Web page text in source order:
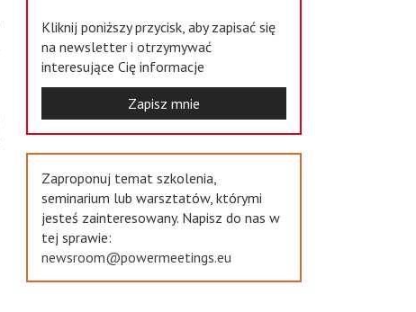
Kliknij poniższy przycisk, aby zapisać się
na newsletter i otrzymywać
interesujące Cię informacje
Zapisz mnie
Zaproponuj temat szkolenia,
seminarium lub warsztatów, którymi
jesteś zainteresowany. Napisz do nas w
tej sprawie:
newsroom@powermeetings.eu